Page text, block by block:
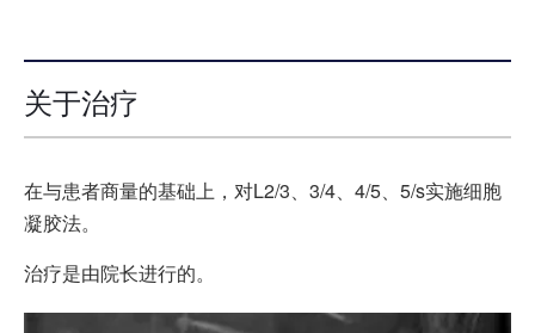
关于治疗
在与患者商量的基础上，对L2/3、3/4、4/5、5/s实施细胞
凝胶法。
治疗是由院长进行的。